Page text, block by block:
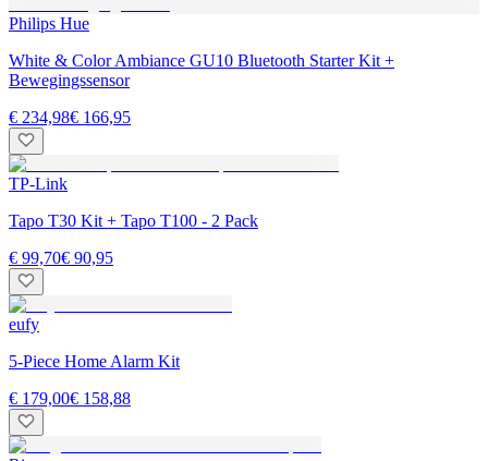
Philips Hue
White & Color Ambiance GU10 Bluetooth Starter Kit +
Bewegingssensor
€ 234,98€ 166,95
TP-Link
Tapo T30 Kit + Tapo T100 - 2 Pack
€ 99,70€ 90,95
eufy
5-Piece Home Alarm Kit
€ 179,00€ 158,88